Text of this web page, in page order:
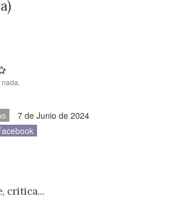
7 de Junio de 2024
critica...